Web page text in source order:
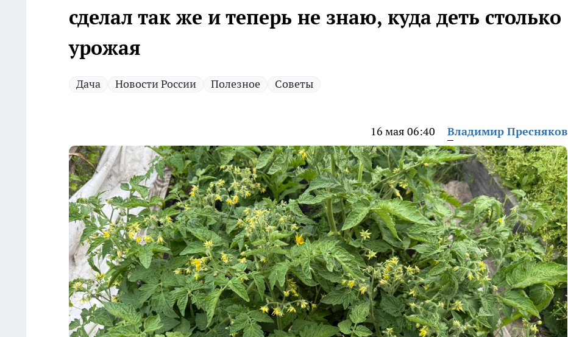
сделал так же и теперь не знаю, куда деть столько
урожая
Дача Новости России Полезное Советы
16 мая 06:40 Владимир Пресняков